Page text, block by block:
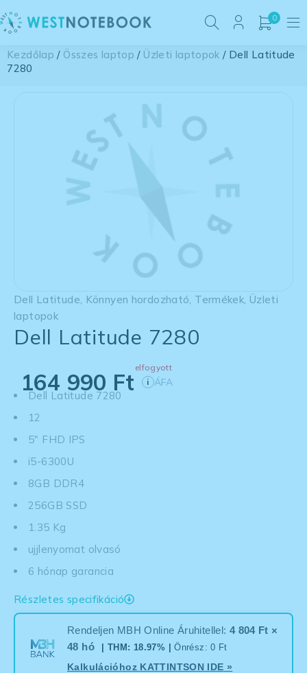
0
Kezdőlap / Összes laptop / Üzleti laptopok / Dell Latitude
7280
Dell Latitude Könnyen hordozható Termékek Üzleti
laptopok
Dell Latitude 7280
elfogyott
164 990 Ft i ÁFA
Dell Latitude 7280
12
5" FHD IPS
i5-6300U
8GB DDR4
256GB SSD
1.35 Kg
ujjlenyomat olvasó
6 hónap garancia
Részletes specifikáció
Rendeljen MBH Online Áruhitellel: 4 804 Ft ×
48 hó
| THM: 18.97% |Önrész: 0 Ft
Kalkulációhoz KATTINTSON IDE »